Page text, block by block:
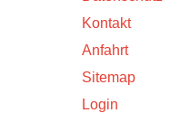
Kontakt
Anfahrt
Sitemap
Login